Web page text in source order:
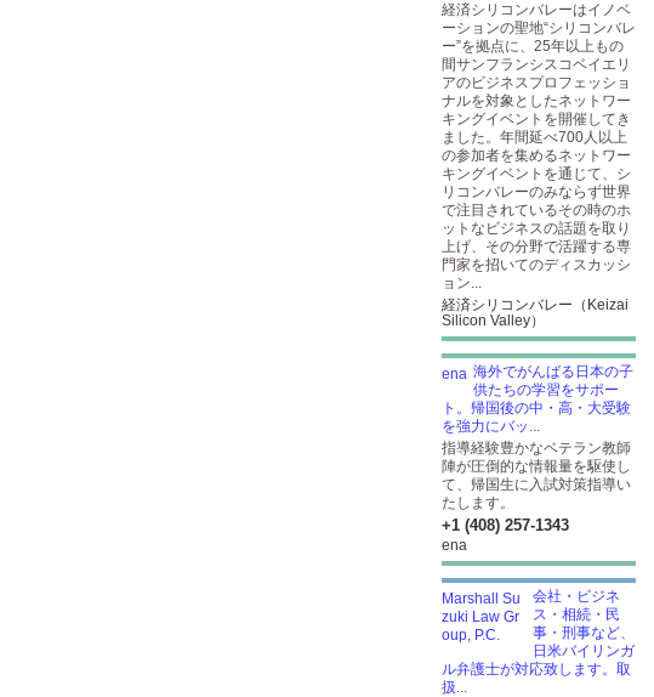
経済シリコンバレーはイノベ
ーションの聖地“シリコンバレ
ー”を拠点に、25年以上もの
間サンフランシスコベイエリ
アのビジネスプロフェッショ
ナルを対象としたネットワー
キングイベントを開催してき
ました。年間延べ700人以上
の参加者を集めるネットワー
キングイベントを通じて、シ
リコンバレーのみならず世界
で注目されているその時のホ
ットなビジネスの話題を取り
上げ、その分野で活躍する専
門家を招いてのディスカッシ
ョン...
経済シリコンバレー（Keizai
Silicon Valley）
海外でがんばる日本の子
供たちの学習をサポー
ト。帰国後の中・高・大受験
を強力にバッ...
指導経験豊かなベテラン教師
陣が圧倒的な情報量を駆使し
て、帰国生に入試対策指導い
たします。
+1 (408) 257-1343
ena
会社・ビジネ
ス・相続・民
事・刑事など、
日米バイリンガ
ル弁護士が対応致します。取
扱...